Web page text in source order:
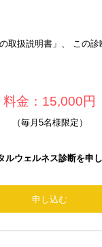
取扱説明書」、 この
料金：15,000円
（毎月5名様限定）
ルウェルネス診断を申
申し込む